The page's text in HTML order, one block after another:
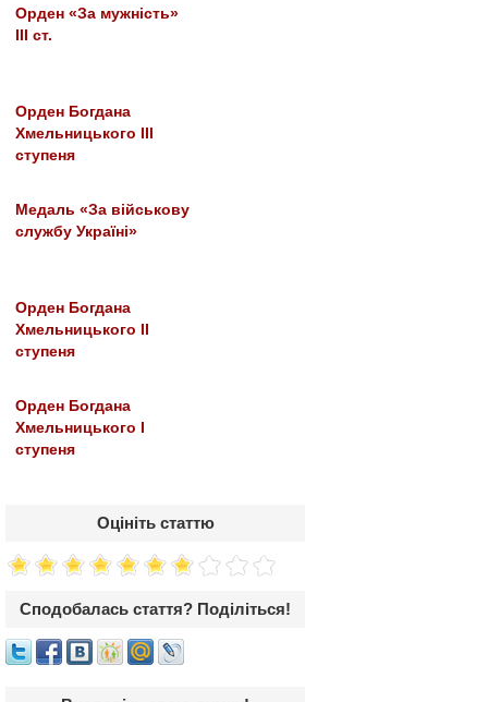
Орден «За мужність»
III ст.
Орден Богдана
Хмельницького III
ступеня
Медаль «За військову
службу Україні»
Орден Богдана
Хмельницького ІІ
ступеня
Орден Богдана
Хмельницького І
ступеня
Оцініть статтю
Сподобалась стаття? Поділіться!